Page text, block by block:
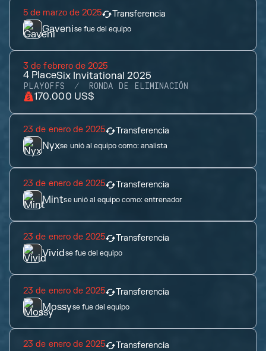
5 de marzo de 2025 Transferencia
Gavenise fue del equipo
3 de febrero de 2025
4 PlaceSix Invitational 2025
PLAYOFFS RONDA DE ELIMINACIÓN
170.000 US$
23 de enero de 2025 Transferencia
Nyxse unió al equipo como:analista
23 de enero de 2025 Transferencia
Mintse unió al equipo como:entrenador
23 de enero de 2025 Transferencia
Vividse fue del equipo
23 de enero de 2025 Transferencia
Mossyse fue del equipo
23 de enero de 2025 Transferencia